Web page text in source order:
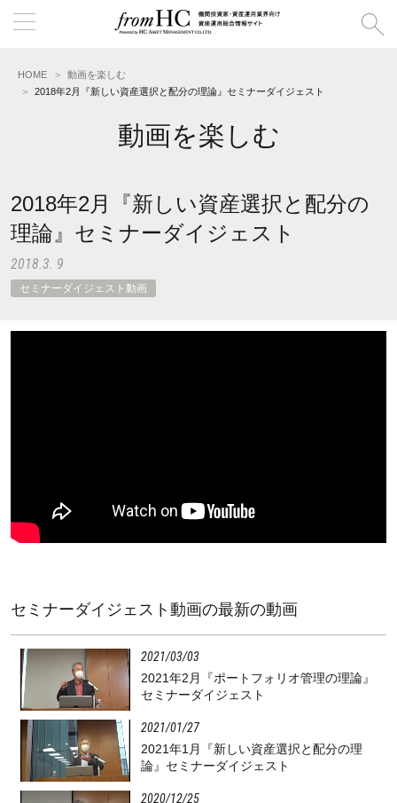
HOME
動画を楽しむ
2018年2月『新しい資産選択と配分の理論』セミナーダイジェスト
動画を楽しむ
2018年2月『新しい資産選択と配分の
理論』セミナーダイジェスト
2018.3. 9
セミナーダイジェスト動画
セミナーダイジェスト動画の最新の動画
2021 03 03
2021年2月『ポートフォリオ管理の理論』
セミナーダイジェスト
2021 01 27
2021年1月『新しい資産選択と配分の理
論』セミナーダイジェスト
2020 12 25